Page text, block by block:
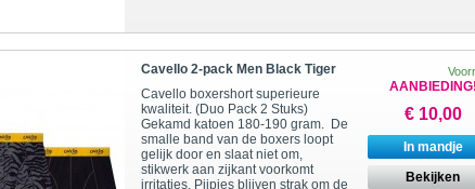
Cavello 2-pack Men Black Tiger
Cavello boxershort superieure
kwaliteit. (Duo Pack 2 Stuks)
Gekamd katoen 180-190 gram. De
smalle band van de boxers loopt
gelijk door en slaat niet om,
stikwerk aan zijkant voorkomt
irritaties. Pijpjes blijven strak om de
AANBIEDING!
€ 10,00
In mandje
Bekijken